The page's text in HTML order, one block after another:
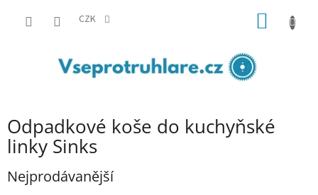
CZK
Odpadkové koše do kuchyňské
linky Sinks
Nejprodávanější